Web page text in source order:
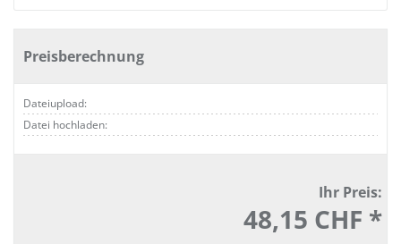
Preisberechnung
Dateiupload:
Datei hochladen:
Ihr Preis:
48,15 CHF *